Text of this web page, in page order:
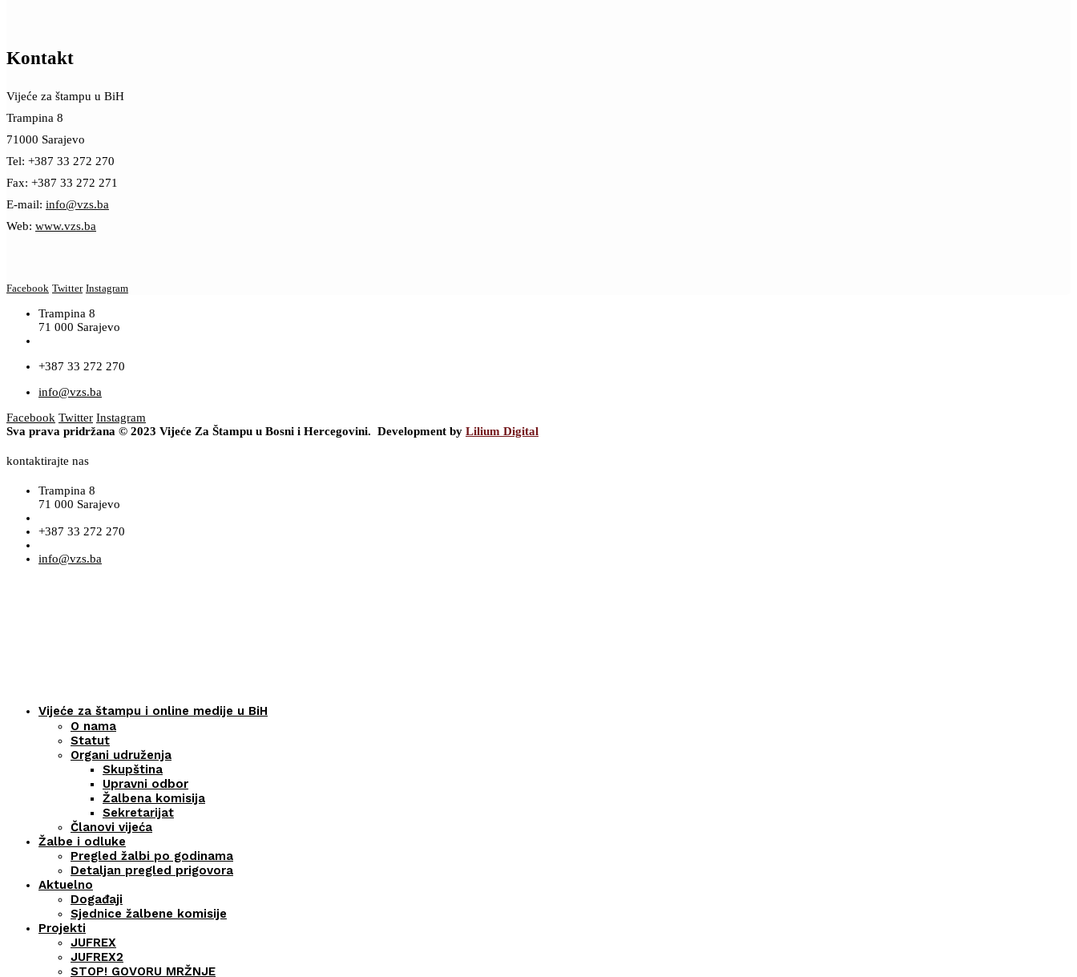
Kontakt
Vijeće za štampu u BiH
Trampina 8
71000 Sarajevo
Tel: +387 33 272 270
Fax: +387 33 272 271
E-mail: info@vzs.ba
Web: www.vzs.ba
Facebook Twitter Instagram
Trampina 8
71 000 Sarajevo
+387 33 272 270
info@vzs.ba
Facebook Twitter Instagram
Sva prava pridržana © 2023 Vijeće Za Štampu u Bosni i Hercegovini. Development by Lilium Digital
kontaktirajte nas
Trampina 8
71 000 Sarajevo
+387 33 272 270
info@vzs.ba
Vijeće za štampu i online medije u BiH
O nama
Statut
Organi udruženja
Skupština
Upravni odbor
Žalbena komisija
Sekretarijat
Članovi vijeća
Žalbe i odluke
Pregled žalbi po godinama
Detaljan pregled prigovora
Aktuelno
Događaji
Sjednice žalbene komisije
Projekti
JUFREX
JUFREX2
STOP! GOVORU MRŽNJE